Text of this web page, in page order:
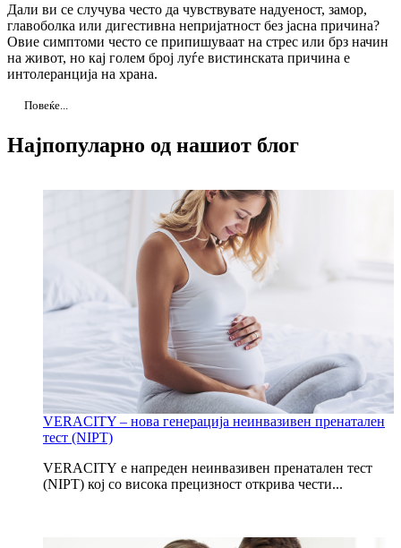
Дали ви се случува често да чувствувате надуеност, замор,
главоболка или дигестивна непријатност без јасна причина?
Овие симптоми често се припишуваат на стрес или брз начин
на живот, но кај голем број луѓе вистинската причина е
интолеранција на храна.
Повеќе...
Најпопуларно од нашиот блог
VERACITY – нова генерација неинвазивен пренатален
тест (NIPT)
VERACITY е напреден неинвазивен пренатален тест
(NIPT) кој со висока прецизност открива чести...